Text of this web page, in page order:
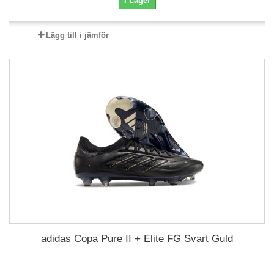
Lägg till i jämför
adidas Copa Pure II + Elite FG Svart Guld